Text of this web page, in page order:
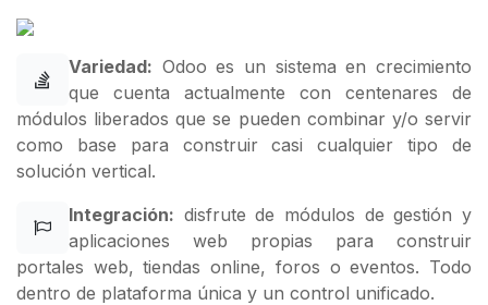
Variedad: Odoo es un sistema en crecimiento
que cuenta actualmente con centenares de
módulos liberados que se pueden combinar y/o servir
como base para construir casi cualquier tipo de
solución vertical.
Integración: disfrute de módulos de gestión y
aplicaciones web propias para construir
portales web, tiendas online, foros o eventos. Todo
dentro de plataforma única y un control unificado.